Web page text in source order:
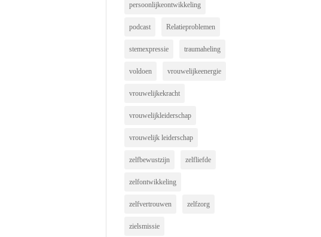
persoonlijkeontwikkeling
podcast Relatieproblemen
stemexpressie traumaheling
voldoen vrouwelijkeenergie
vrouwelijkekracht
vrouwelijkleiderschap
vrouwelijk leiderschap
zelfbewustzijn zelfliefde
zelfontwikkeling
zelfvertrouwen zelfzorg
zielsmissie